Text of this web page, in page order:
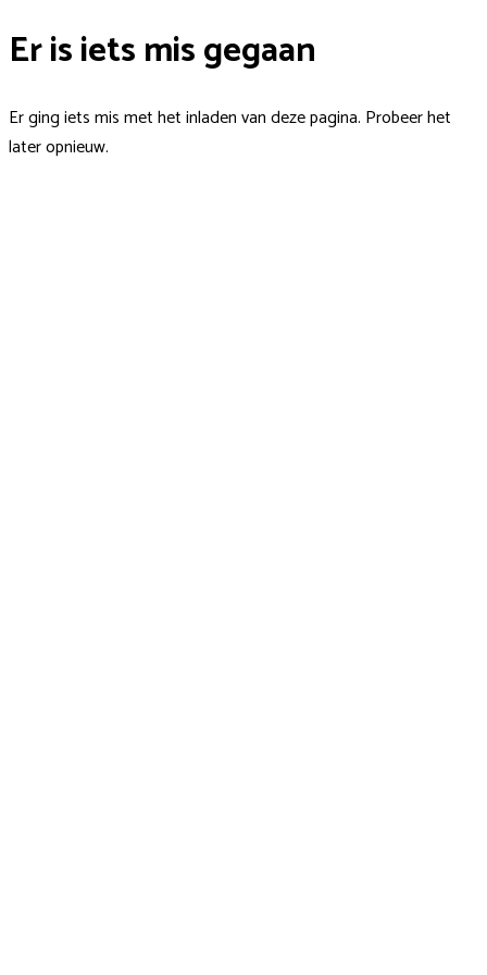
Er is iets mis gegaan
Er ging iets mis met het inladen van deze pagina. Probeer het
later opnieuw.